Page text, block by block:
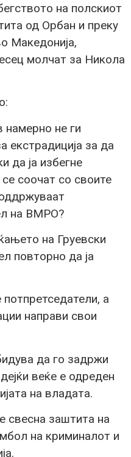
на полскиот
од Орбан и преку
Македонија,
молчат за Никола
не ги
екстрадиција за да
да ја избегне
соочат со своите
на ВМРО?
на Груевски
повторно да ја
потпретседатели, а
направи свои
да го задржи
веќе е одреден
на владата.
свесна заштита на
на криминалот и